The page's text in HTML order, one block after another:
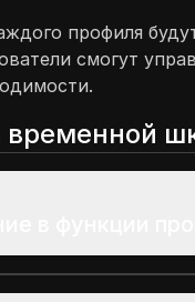
профиля
смогут
временной